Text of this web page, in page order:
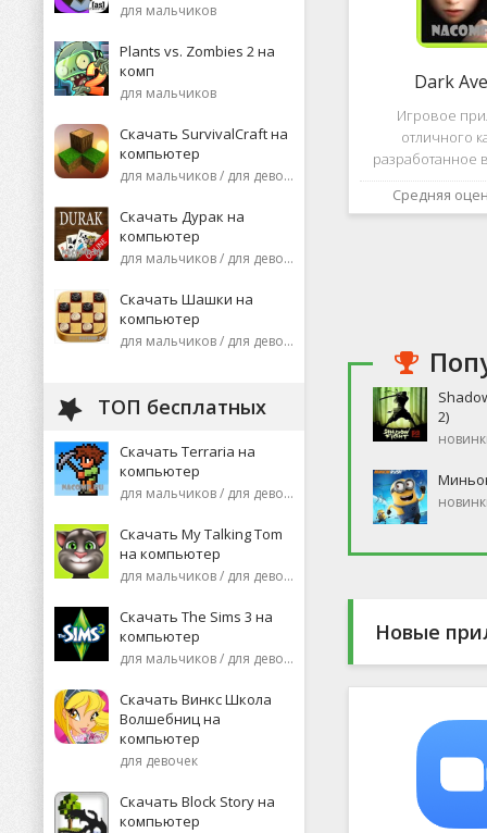
для мальчиков
Plants vs. Zombies 2 на
комп
для мальчиков
Скачать SurvivalCraft на
компьютер
для мальчиков / для девочек
Скачать Дурак на
компьютер
для мальчиков / для девочек
Скачать Шашки на
компьютер
для мальчиков / для девочек
ТОП бесплатных
Скачать Terraria на
компьютер
для мальчиков / для девочек
Скачать My Talking Tom
на компьютер
для мальчиков / для девочек
Скачать The Sims 3 на
компьютер
для мальчиков / для девочек
Скачать Винкс Школа
Волшебниц на
компьютер
для девочек
Скачать Block Story на
компьютер
Dark
Игровое
отличного
разработанное
это, конечно же,
ней вы сможете
Средняя
2)
Новые